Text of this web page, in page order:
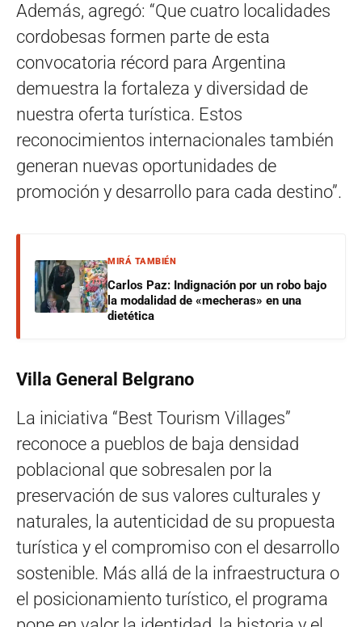
Además, agregó: “Que cuatro localidades
cordobesas formen parte de esta
convocatoria récord para Argentina
demuestra la fortaleza y diversidad de
nuestra oferta turística. Estos
reconocimientos internacionales también
generan nuevas oportunidades de
promoción y desarrollo para cada destino”.
MIRÁ TAMBIÉN
Carlos Paz: Indignación por un robo bajo
la modalidad de «mecheras» en una
dietética
Villa General Belgrano
La iniciativa “Best Tourism Villages”
reconoce a pueblos de baja densidad
poblacional que sobresalen por la
preservación de sus valores culturales y
naturales, la autenticidad de su propuesta
turística y el compromiso con el desarrollo
sostenible. Más allá de la infraestructura o
el posicionamiento turístico, el programa